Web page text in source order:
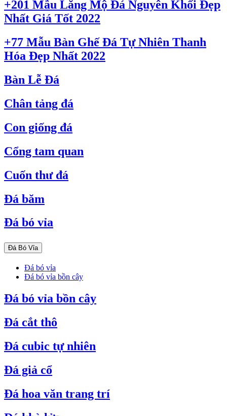
+201 Mẫu Lăng Mộ Đá Nguyên Khối Đẹp
Nhất Giá Tốt 2022
+77 Mẫu Bàn Ghế Đá Tự Nhiên Thanh
Hóa Đẹp Nhất 2022
Bàn Lễ Đá
Chân tảng đá
Con giống đá
Cổng tam quan
Cuốn thư đá
Đá băm
Đá bó vỉa
Đá Bó Vỉa
Đá bó vỉa
Đá bó vỉa bồn cây
Đá bó vỉa bồn cây
Đá cắt thô
Đá cubic tự nhiên
Đá giả cổ
Đá hoa văn trang trí